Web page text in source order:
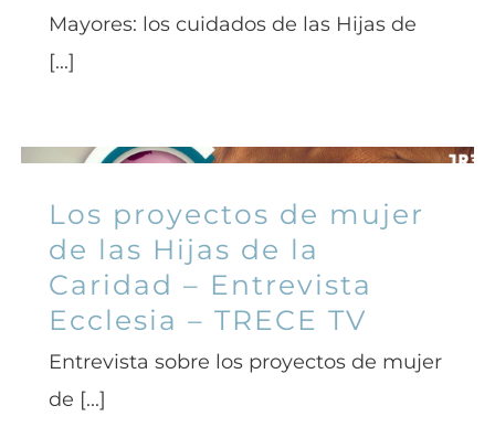
Mayores: los cuidados de las Hijas de
[...]
Los proyectos de mujer
de las Hijas de la
Caridad – Entrevista
Ecclesia – TRECE TV
Entrevista sobre los proyectos de mujer
de [...]